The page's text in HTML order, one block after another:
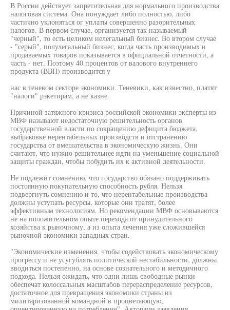
В России действует запретительная для нормального производства
налоговая система. Она понуждает либо полностью, либо
частично уклоняться ог уплаты совершенно разорительных
налогов. В первом случае, организуется так называемый
"черный", то есть целиком нелегальный бизнес. Во втором случае
- "серый", полулегальный бизнес, когда часть производимых и
продаваемых товаров показывается в официальной отчетности, а
часть - нет. Поэтому 40 процентов от валового внутреннего
продукта (ВВП) производится у
нас в теневом секторе экономики. Теневики, как известно, платят
"налоги" рэкетирам, а не казне.
Причиной затяжного кризиса российской экономики эксперты из
МВФ называют недостаточную решительность органов
государственной власти по сокращению дефицита бюджета,
выбраковке нерентабельных производств и отстранению
государства от вмешательства в экономическую жизнь. Они
считают, что нужно решительнее идти на уменьшение социальной
защиты граждан, чтобы побудить их к активной деятельности.
Не подлежит сомнению, что государство обязано поддерживать
постоянную покупательную способность рубля. Нельзя
подвергнуть сомнению и то, что нерентабельные производства
должны уступать ресурсы, которые они тратят, более
эффективным технологиям. Но рекомендации МВФ основываются
не на положительном опыте перехода от принудительного
хозяйства к рыночному, а из опыта лечения уже сложившейся
рыночной экономики западных стран.
"Экономические изменения, чтобы содействовать экономическому
прогрессу и не усугублять политической нестабильности, должны
вводиться постепенно, на основе сознательного и методичного
подхода. Нельзя ожидать, что одни лишь свободные рынки
обеспечат колоссальных масштабов перераспределение ресурсов,
достаточное для превращения экономики страны из
милитаризованной командной в процветающую,